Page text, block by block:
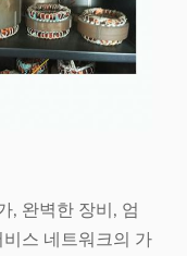
, 완벽한 장비, 엄
스 네트워크의 가